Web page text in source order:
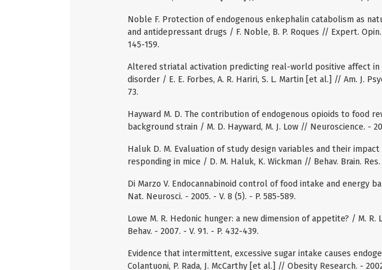
Noble F. Protection of endogenous enkephalin catabolism as
and antidepressant drugs / F. Noble, B. P. Roques // Expert. Opin.
145-159.
Altered striatal activation predicting real-world positive affect in
disorder / E. E. Forbes, A. R. Hariri, S. L. Martin [et al.] // Am. J.
73.
Hayward M. D. The contribution of endogenous opioids to food
background strain / M. D. Hayward, M. J. Low // Neuroscience. -
Haluk D. M. Evaluation of study design variables and their
responding in mice / D. M. Haluk, K. Wickman // Behav. Brain.
Di Marzo V. Endocannabinoid control of food intake and energy
Nat. Neurosci. - 2005. - V. 8 (5). - P. 585-589.
Lowe M. R. Hedonic hunger: a new dimension of appetite? / M. R.
Behav. - 2007. - V. 91. - P. 432-439.
Evidence that intermittent, excessive sugar intake causes
Colantuoni, P. Rada, J. McCarthy [et al.] // Obesity Research. -